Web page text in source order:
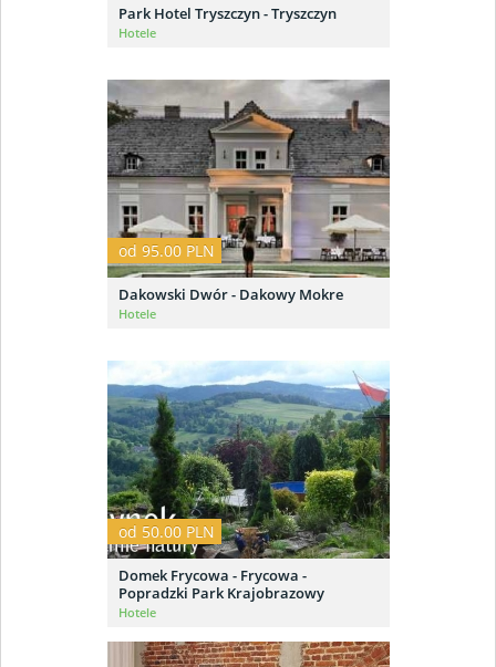
Park Hotel Tryszczyn - Tryszczyn
Hotele
od 95.00 PLN
Dakowski Dwór - Dakowy Mokre
Hotele
od 50.00 PLN
Domek Frycowa - Frycowa -
Popradzki Park Krajobrazowy
Hotele